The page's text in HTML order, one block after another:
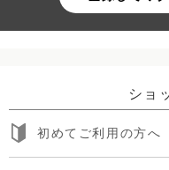
ショ
初めてご利用の方へ